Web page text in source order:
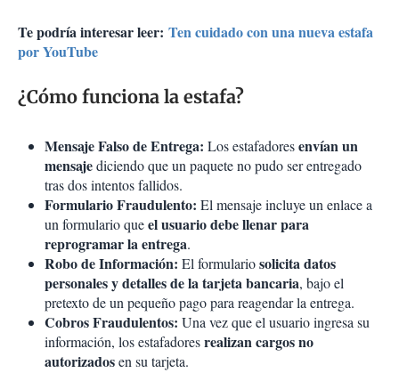
Te podría interesar leer: Ten cuidado con una nueva estafa
por YouTube
¿Cómo funciona la estafa?
Mensaje Falso de Entrega: Los estafadoresenvían un
mensajediciendo que un paquete no pudo ser entregado
tras dos intentos fallidos.
Formulario Fraudulento: El mensaje incluye un enlace a
un formulario queel usuario debe llenar para
reprogramar la entrega.
Robo de Información: El formulariosolicita datos
personales y detalles de la tarjeta bancaria, bajo el
pretexto de un pequeño pago para reagendar la entrega.
Cobros Fraudulentos: Una vez que el usuario ingresa su
información, los estafadoresrealizan cargos no
autorizadosen su tarjeta.